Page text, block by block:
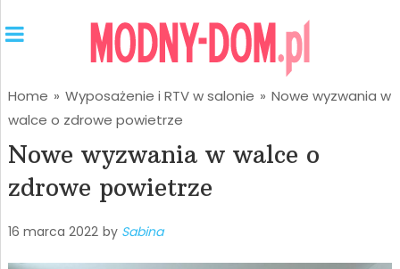
Home » Wyposażenie i RTV w salonie » Nowe wyzwania w
walce o zdrowe powietrze
Nowe wyzwania w walce o
zdrowe powietrze
16 marca 2022 by Sabina